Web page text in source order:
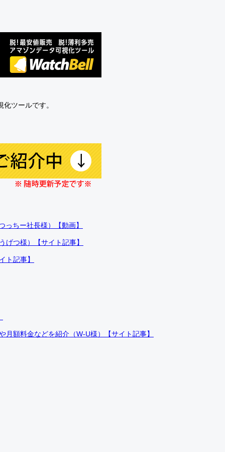
ツールです。
ちー社長様）【動画】
げつ様）【サイト記事】
ト記事】
額料金などを紹介（W-U様）【サイト記事】